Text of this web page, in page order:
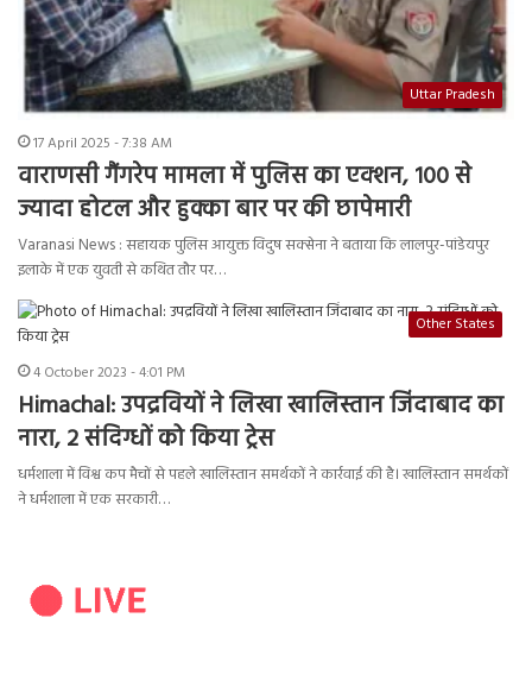
Uttar Pradesh
17 April 2025 - 7:38 AM
वाराणसी गैंगरेप मामला में पुलिस का एक्शन, 100 से
ज्यादा होटल और हुक्का बार पर की छापेमारी
Varanasi News : सहायक पुलिस आयुक्त विदुष सक्सेना ने बताया कि लालपुर-पांडेयपुर
इलाके में एक युवती से कथित तौर पर…
Other States
4 October 2023 - 4:01 PM
Himachal: उपद्रवियों ने लिखा खालिस्तान जिंदाबाद का
नारा, 2 संदिग्धों को किया ट्रेस
धर्मशाला में विश्व कप मैचों से पहले खालिस्तान समर्थकों ने कार्रवाई की है। खालिस्तान समर्थकों
ने धर्मशाला में एक सरकारी…